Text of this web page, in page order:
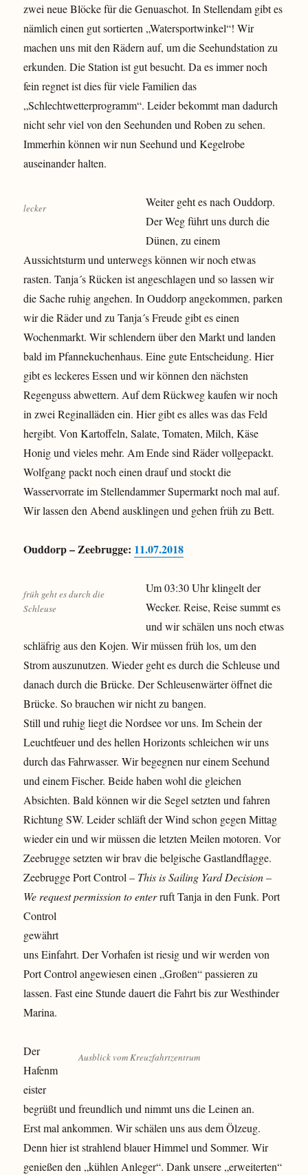
zwei neue Blöcke für die Genuaschot. In Stellendam gibt es
nämlich einen gut sortierten „Watersportwinkel“! Wir
machen uns mit den Rädern auf, um die Seehundstation zu
erkunden. Die Station ist gut besucht. Da es immer noch
fein regnet ist dies für viele Familien das
„Schlechtwetterprogramm“. Leider bekommt man dadurch
nicht sehr viel von den Seehunden und Roben zu sehen.
Immerhin können wir nun Seehund und Kegelrobe
auseinander halten.
lecker
Weiter geht es nach Ouddorp.
Der Weg führt uns durch die
Dünen, zu einem
Aussichtsturm und unterwegs können wir noch etwas
rasten. Tanja´s Rücken ist angeschlagen und so lassen wir
die Sache ruhig angehen. In Ouddorp angekommen, parken
wir die Räder und zu Tanja´s Freude gibt es einen
Wochenmarkt. Wir schlendern über den Markt und landen
bald im Pfannekuchenhaus. Eine gute Entscheidung. Hier
gibt es leckeres Essen und wir können den nächsten
Regenguss abwettern. Auf dem Rückweg kaufen wir noch
in zwei Reginalläden ein. Hier gibt es alles was das Feld
hergibt. Von Kartoffeln, Salate, Tomaten, Milch, Käse
Honig und vieles mehr. Am Ende sind Räder vollgepackt.
Wolfgang packt noch einen drauf und stockt die
Wasservorrate im Stellendammer Supermarkt noch mal auf.
Wir lassen den Abend ausklingen und gehen früh zu Bett.
Ouddorp – Zeebrugge: 11.07.2018
früh geht es durch die
Schleuse
Um 03:30 Uhr klingelt der
Wecker. Reise, Reise summt es
und wir schälen uns noch etwas
schläfrig aus den Kojen. Wir müssen früh los, um den
Strom auszunutzen. Wieder geht es durch die Schleuse und
danach durch die Brücke. Der Schleusenwärter öffnet die
Brücke. So brauchen wir nicht zu bangen.
Still und ruhig liegt die Nordsee vor uns. Im Schein der
Leuchtfeuer und des hellen Horizonts schleichen wir uns
durch das Fahrwasser. Wir begegnen nur einem Seehund
und einem Fischer. Beide haben wohl die gleichen
Absichten. Bald können wir die Segel setzten und fahren
Richtung SW. Leider schläft der Wind schon gegen Mittag
wieder ein und wir müssen die letzten Meilen motoren. Vor
Zeebrugge setzten wir brav die belgische Gastlandflagge.
Zeebrugge Port Control – This is Sailing Yard Decision –
We request permission to enterruft Tanja in den Funk.Port
Control
gewährt
uns Einfahrt. Der Vorhafen ist riesig und wir werden von
Port Control angewiesen einen „Großen“ passieren zu
lassen. Fast eine Stunde dauert die Fahrt bis zur Westhinder
Marina.
Ausblick vom Kreuzfahrtzentrum
Der
Hafenm
eister
begrüßt und freundlich und nimmt uns die Leinen an.
Erst mal ankommen. Wir schälen uns aus dem Ölzeug.
Denn hier ist strahlend blauer Himmel und Sommer. Wir
genießen den „kühlen Anleger“. Dank unsere „erweiterten“